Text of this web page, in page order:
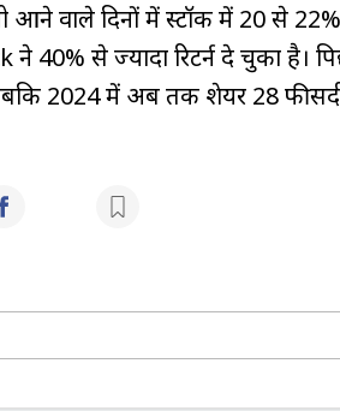
आने वाले दिनों में स्टॉक में 20 से
40% से ज्‍यादा रिटर्न दे चुका है।
2024 में अब तक शेयर 28